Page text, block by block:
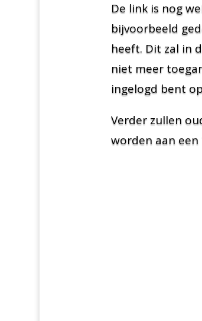
De link is nog
bijvoorbeeld
heeft. Dit zal in
niet meer
ingelogd bent
Verder zullen
worden aan een